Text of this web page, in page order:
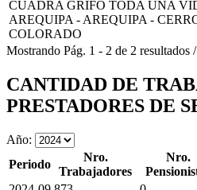
CUADRA GRIFO TODA UNA
AREQUIPA - AREQUIPA -
COLORADO
Mostrando Pág. 1 - 2 de 2 resultados /
CANTIDAD DE
PRESTADORES DE
Año:
Periodo
Nro.
Trabajadores
Nro.